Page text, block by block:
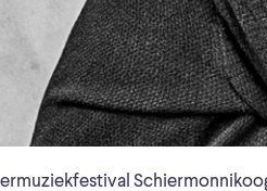
Schiermonnikoog